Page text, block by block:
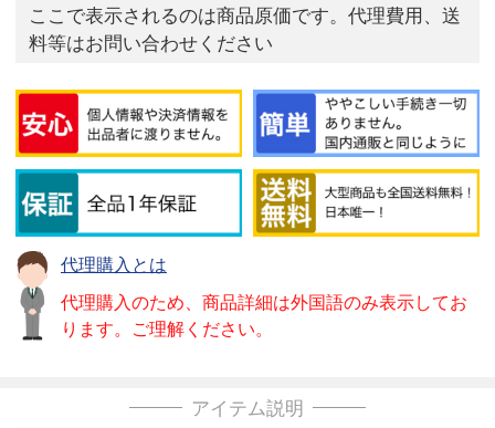
ここで表示されるのは商品原価です。代理費用、送
料等はお問い合わせください
代理購入とは
代理購入のため、商品詳細は外国語のみ表示してお
ります。ご理解ください。
アイテム説明